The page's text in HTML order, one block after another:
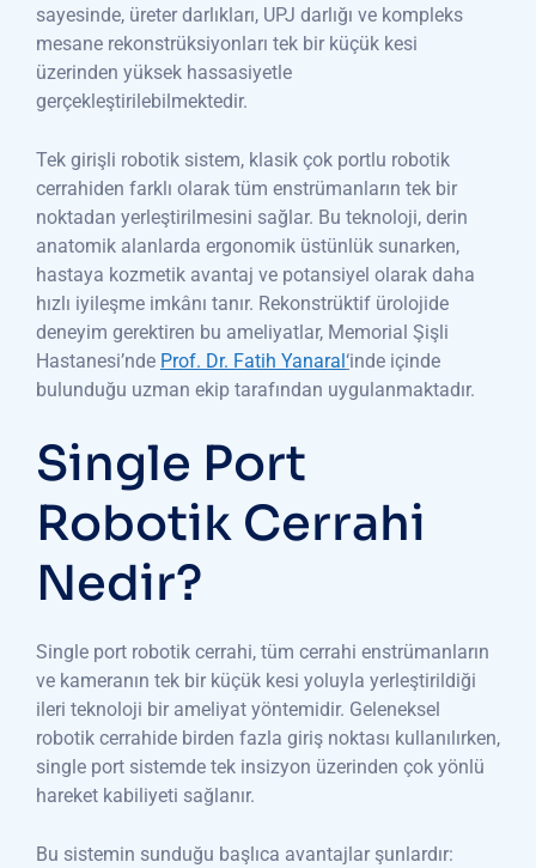
sayesinde, üreter darlıkları, UPJ darlığı ve kompleks
mesane rekonstrüksiyonları tek bir küçük kesi
üzerinden yüksek hassasiyetle
gerçekleştirilebilmektedir.
Tek girişli robotik sistem, klasik çok portlu robotik
cerrahiden farklı olarak tüm enstrümanların tek bir
noktadan yerleştirilmesini sağlar. Bu teknoloji, derin
anatomik alanlarda ergonomik üstünlük sunarken,
hastaya kozmetik avantaj ve potansiyel olarak daha
hızlı iyileşme imkânı tanır. Rekonstrüktif ürolojide
deneyim gerektiren bu ameliyatlar, Memorial Şişli
Hastanesi’nde Prof. Dr. Fatih Yanaral ‘inde içinde
bulunduğu uzman ekip tarafından uygulanmaktadır.
Single Port
Robotik Cerrahi
Nedir?
Single port robotik cerrahi, tüm cerrahi enstrümanların
ve kameranın tek bir küçük kesi yoluyla yerleştirildiği
ileri teknoloji bir ameliyat yöntemidir. Geleneksel
robotik cerrahide birden fazla giriş noktası kullanılırken,
single port sistemde tek insizyon üzerinden çok yönlü
hareket kabiliyeti sağlanır.
Bu sistemin sunduğu başlıca avantajlar şunlardır: